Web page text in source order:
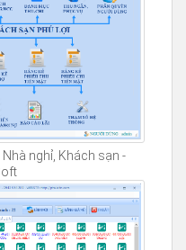
nghỉ, Khách sạn -